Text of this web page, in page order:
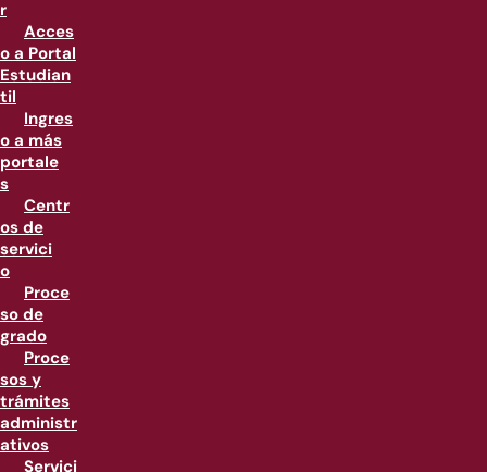
r
Acces
o a Portal
Estudian
til
Ingres
o a más
portale
s
Centr
os de
servici
o
Proce
so de
grado
Proce
sos y
trámites
administr
ativos
Servici